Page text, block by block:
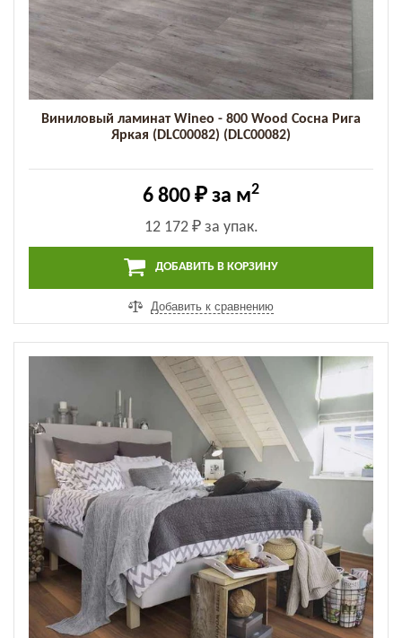
Виниловый ламинат Wineo - 800 Wood Сосна Рига
Яркая (DLC00082) (DLC00082)
6 800 ₽ за м2
12 172 ₽за упак.
ДОБАВИТЬ В КОРЗИНУ
Добавить к сравнению